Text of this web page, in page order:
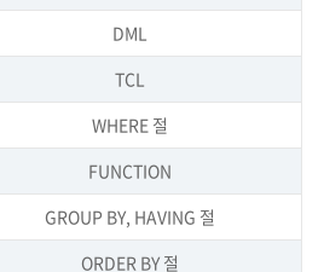
DML
TCL
WHERE 절
FUNCTION
GROUP BY, HAVING 절
ORDER BY 절